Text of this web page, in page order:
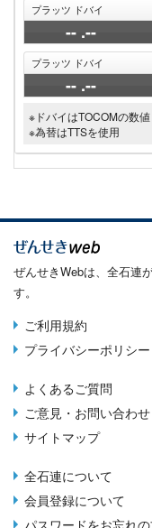
プラッツ ドバイ
-- .--
プラッツ ドバイ
-- .--
※ドバイはTOCOMの数値
※為替はTTSを使用
ぜんせきWebは、全石連
す。
Terms
menu
ご利用規約
プライバシーポリシー
Footer
menu
よくあるご質問
ご意見・お問い合わせ
サイトマップ
About
menu
全石連について
会員登録について
パスワードをお忘れ